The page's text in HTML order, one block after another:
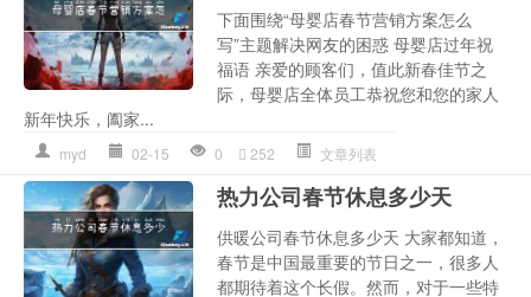
下面围绕“母婴店春节营销方案怎么
写”主题解决网友的困惑 母婴店过年祝
福语 亲爱的顾客们，值此新春佳节之
际，母婴店全体员工恭祝您和您的家人
新年快乐，阖家...
myd 02-15 0 252 文章列表
热力公司春节休息多少天
供暖公司春节休息多少天 大家都知道，
春节是中国最重要的节日之一，很多人
都期待着这个长假。然而，对于一些特